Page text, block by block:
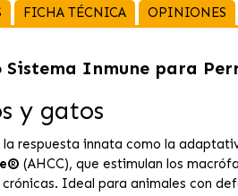
FICHA TÉCNICA OPINIONES
Inmune para
y gatos
respuesta innata como la
(AHCC), que estimulan los
Ideal para animales con